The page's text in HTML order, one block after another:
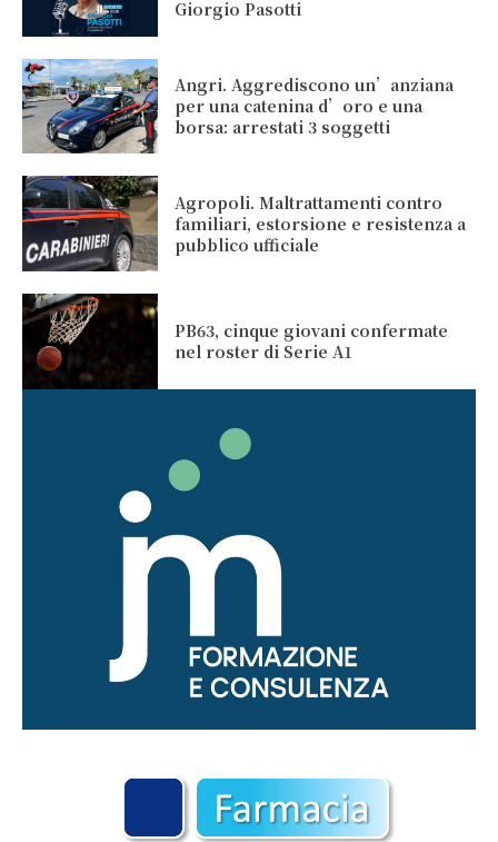
Giorgio Pasotti
Angri. Aggrediscono un’anziana
per una catenina d’oro e una
borsa: arrestati 3 soggetti
Agropoli. Maltrattamenti contro
familiari, estorsione e resistenza a
pubblico ufficiale
PB63, cinque giovani confermate
nel roster di Serie A1